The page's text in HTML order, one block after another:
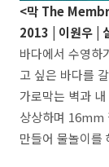
<막 The
2013 | 이원우 |
바다에서 수영하
고 싶은 바다를
가로막는 벽과
상상하며 16mm
만들어 물놀이를